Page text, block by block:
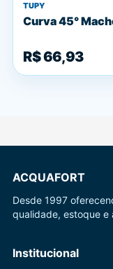
TUPY
Curva 45°
R$ 66,93
ACQUAFORT
Desde 1997
qualidade, estoque e
Institucional